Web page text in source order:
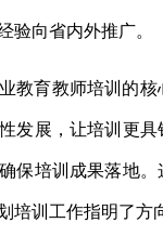
验向省内外推广。
教育教师培训的
发展，让培训更
保培训成果落地
培训工作指明了方